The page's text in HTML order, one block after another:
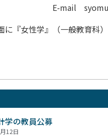
に『女性学』（一般教育科
の教員公募
12日